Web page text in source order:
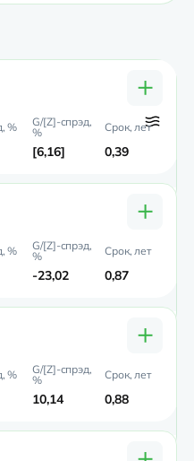
+
6,16 0,39
+
-23,02 0,87
+
10,14 0,88